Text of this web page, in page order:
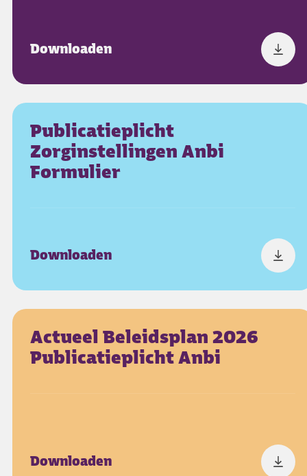
Downloaden
Publicatieplicht
Zorginstellingen Anbi
Formulier
Downloaden
Actueel Beleidsplan 2026
Publicatieplicht Anbi
Downloaden